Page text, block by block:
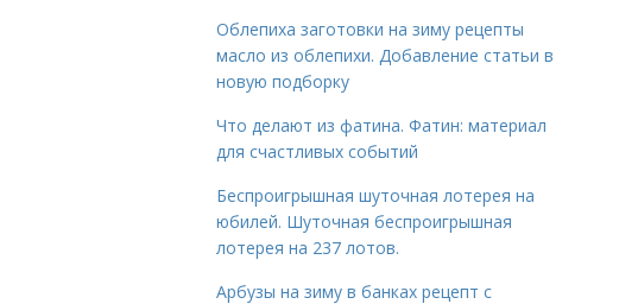
Облепиха заготовки на зиму рецепты
масло из облепихи. Добавление статьи в
новую подборку
Что делают из фатина. Фатин: материал
для счастливых событий
Беспроигрышная шуточная лотерея на
юбилей. Шуточная беспроигрышная
лотерея на 237 лотов.
Арбузы на зиму в банках рецепт с